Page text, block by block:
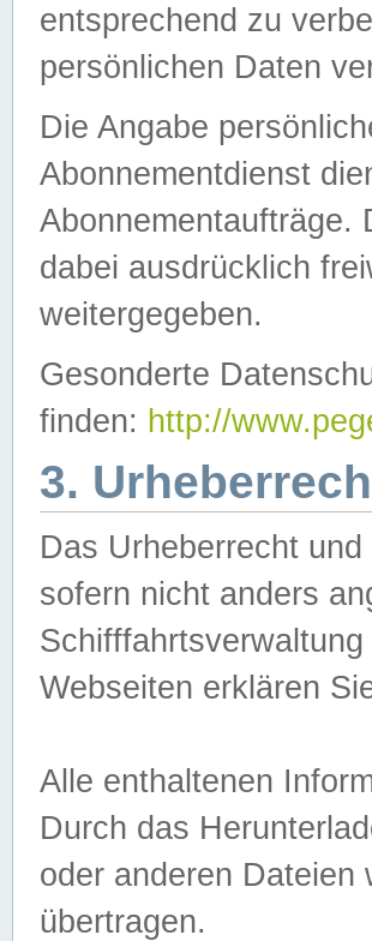
entsprechend zu
persönlichen Daten
Die Angabe
Abonnementdienst
Abonnementaufträge.
dabei ausdrücklich
weitergegeben.
Gesonderte
finden: http://
3.
Das Urheberrecht
sofern nicht anders
Webseiten erklären
Alle enthaltenen
Durch das
oder anderen Dateien
übertragen.